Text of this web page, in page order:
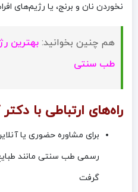
نخوردن نان و برنج، یا رژیم‌های
هم چنین بخوانید: بهترین
طب سنتی
راه‌های ارتباطی با
برای مشاوره حضوری یا
رسمی طب سنتی مانند
گرفت